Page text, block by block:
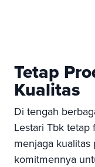
Tetap
Kualitas
Di tengah
Lestari Tbk tetap
menjaga
komitmennya